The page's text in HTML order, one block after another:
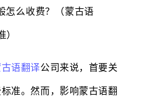
语翻译公司来说，首要关
准。然而，影响蒙古语翻